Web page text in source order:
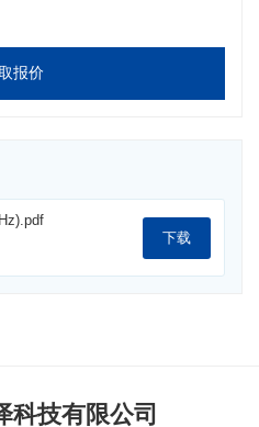
报价
下载
科技有限公司